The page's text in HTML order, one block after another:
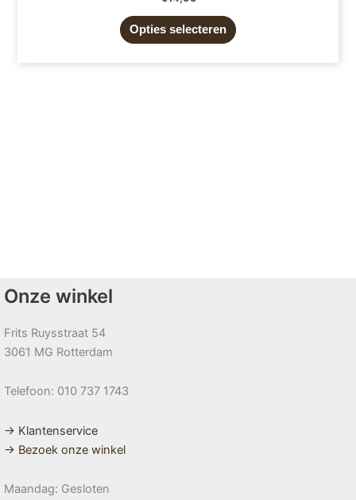
Opties selecteren
Onze winkel
Frits Ruysstraat 54
3061 MG Rotterdam
Telefoon: 010 737 1743
→ Klantenservice
→ Bezoek onze winkel
Maandag: Gesloten